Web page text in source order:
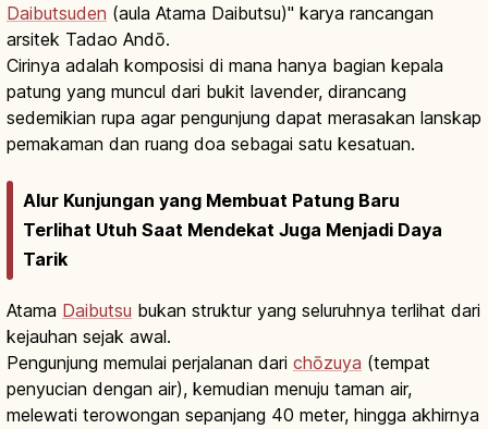
Daibutsuden (aula Atama Daibutsu)" karya rancangan
arsitek Tadao Andō.
Cirinya adalah komposisi di mana hanya bagian kepala
patung yang muncul dari bukit lavender, dirancang
sedemikian rupa agar pengunjung dapat merasakan lanskap
pemakaman dan ruang doa sebagai satu kesatuan.
Alur Kunjungan yang Membuat Patung Baru
Terlihat Utuh Saat Mendekat Juga Menjadi Daya
Tarik
Atama Daibutsu bukan struktur yang seluruhnya terlihat dari
kejauhan sejak awal.
Pengunjung memulai perjalanan dari chōzuya (tempat
penyucian dengan air), kemudian menuju taman air,
melewati terowongan sepanjang 40 meter, hingga akhirnya